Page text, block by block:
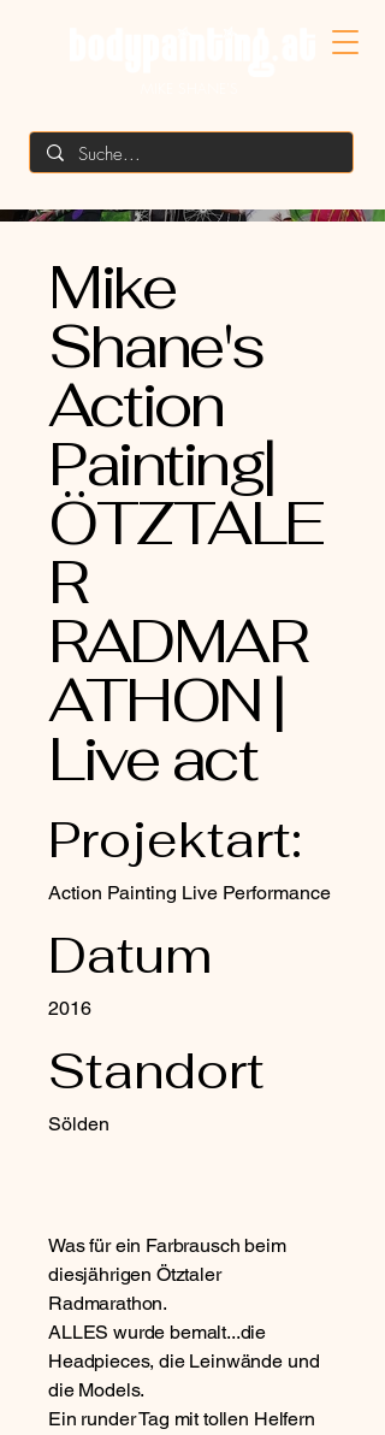
Mike
Shane's
Action
Painting|
ÖTZTALE
R
RADMAR
ATHON |
Live act
Projektart:
Action Painting Live Performance
Datum
2016
Standort
Sölden
Was für ein Farbrausch beim
diesjährigen Ötztaler
Radmarathon.
ALLES wurde bemalt...die
Headpieces, die Leinwände und
die Models.
Ein runder Tag mit tollen Helfern